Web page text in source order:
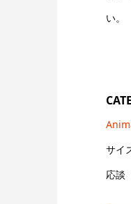
い。
サイ
応談